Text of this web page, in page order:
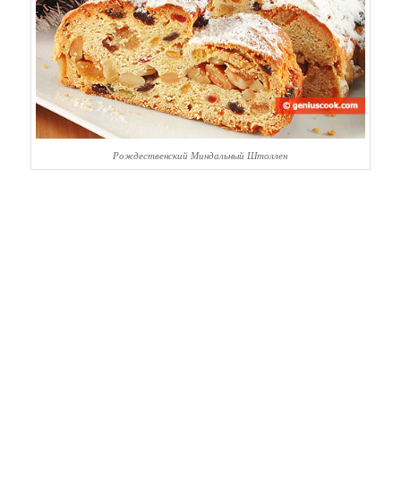
Рождественский Миндальный Штоллен